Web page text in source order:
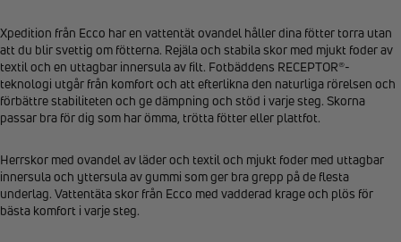
Xpedition från Ecco har en vattentät ovandel håller dina fötter torra utan
att du blir svettig om fötterna. Rejäla och stabila skor med mjukt foder av
textil och en uttagbar innersula av filt. Fotbäddens RECEPTOR®-
teknologi utgår från komfort och att efterlikna den naturliga rörelsen och
förbättre stabiliteten och ge dämpning och stöd i varje steg. Skorna
passar bra för dig som har ömma, trötta fötter eller plattfot.
Herrskor med ovandel av läder och textil och mjukt foder med uttagbar
innersula och yttersula av gummi som ger bra grepp på de flesta
underlag. Vattentäta skor från Ecco med vadderad krage och plös för
bästa komfort i varje steg.